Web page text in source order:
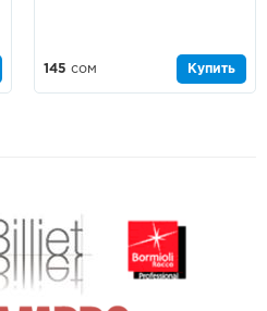
145 сом Купить